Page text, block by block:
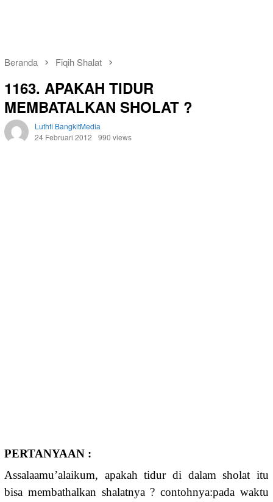
Beranda Fiqih Shalat
1163. APAKAH TIDUR
MEMBATALKAN SHOLAT ?
Luthfi BangkitMedia
24 Februari 2012
990 views
PERTANYAAN :
Assalaamu’alaikum, apakah tidur di dalam sholat itu
bisa membathalkan shalatnya ? contohnya:pada waktu